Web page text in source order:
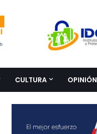
CULTURA OPINIÓN